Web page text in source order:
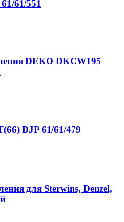
61/551
DEKO DKCW195
DJP 61/61/479
для Sterwins, Denzel,